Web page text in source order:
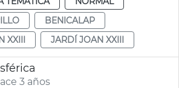
BENICALAP
XXIII
JARDÍ JOAN XXIII
3 años